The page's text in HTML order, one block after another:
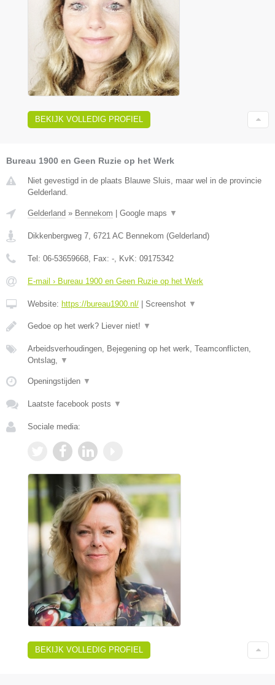
BEKIJK VOLLEDIG PROFIEL
Bureau 1900 en Geen Ruzie op het Werk
Niet gevestigd in de plaats Blauwe Sluis, maar wel in de provincie
Gelderland.
Gelderland » Bennekom Google maps ▼
Dikkenbergweg 7 6721 AC Bennekom (Gelderland)
Tel: 06-53659668 , Fax: - , KvK: 09175342
E-mail › Bureau 1900 en Geen Ruzie op het Werk
Website: https://bureau1900.nl/ Screenshot ▼
Gedoe op het werk? Liever niet! ▼
Arbeidsverhoudingen, Bejegening op het werk, Teamconflicten,
Ontslag,
▼
Openingstijden ▼
Laatste facebook posts ▼
Sociale media:
BEKIJK VOLLEDIG PROFIEL